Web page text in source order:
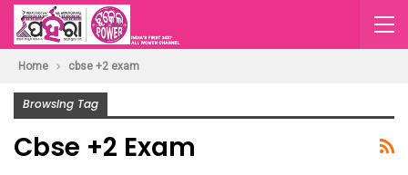
Home cbse +2 exam
Browsing Tag
Cbse +2 Exam